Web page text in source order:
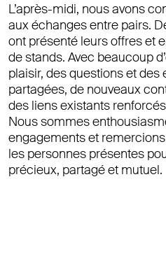
L’après-midi, nous avons
aux échanges entre pairs.
ont présenté leurs offres et
de stands. Avec beaucoup
plaisir, des questions et
partagées, de nouveaux
des liens existants
Nous sommes
engagements et
les personnes présentes
précieux, partagé et mutuel.